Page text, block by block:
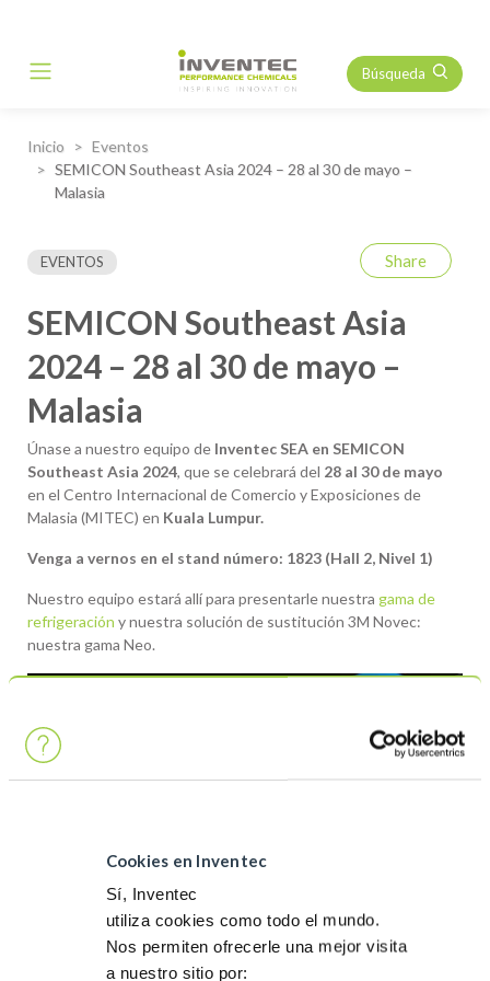
Cookies en Inventec
Sí, Inventec
utiliza cookies como todo el mundo.
Nos permiten ofrecerle una mejor visita
a nuestro sitio por:
Main Navigation Búsqueda
Inicio
Eventos
SEMICON Southeast Asia 2024 – 28 al 30 de mayo –
Malasia
EVENTOS Share
SEMICON Southeast Asia
2024 – 28 al 30 de mayo –
Malasia
Únase a nuestro equipo de Inventec SEA en SEMICON
Southeast Asia 2024, que se celebrará del 28 al 30 de mayo
en el Centro Internacional de Comercio y Exposiciones de
Malasia (MITEC) en Kuala Lumpur.
Venga a vernos en el stand número: 1823 (Hall 2, Nivel 1)
Nuestro equipo estará allí para presentarle nuestra gama de
refrigeración y nuestra solución de sustitución 3M Novec:
nuestra gama Neo.
Post navigation
Únase a nuestro
equipo húngaro
en el BSDA del 22
al 24 de mayo –
11 al 14 de junio –
Suiza